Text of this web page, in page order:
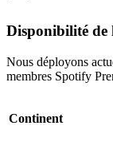
Disponibilité de
Nous déployons
membres Spotify
Continent